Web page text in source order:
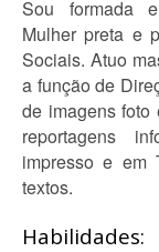
Sou formada
Mulher preta e
Sociais. Atuo
a função de
de imagens foto
reportagens
impresso e em
textos.
Habilidades: